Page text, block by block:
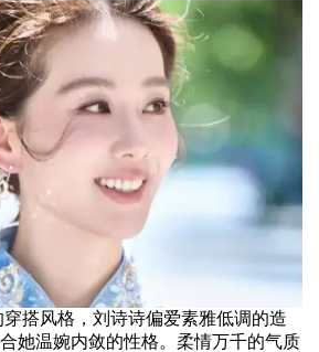
风格，刘诗诗偏爱素雅低调的造
她温婉内敛的性格。柔情万千的气质